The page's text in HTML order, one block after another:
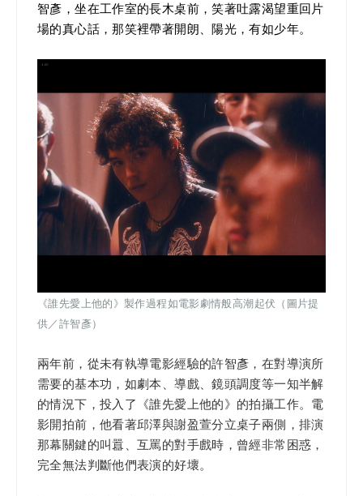
智彥，坐在工作室的長木桌前，笑著吐露渴望重回片
場的真心話，那笑裡帶著開朗、陽光，有如少年。
《誰先愛上他的》製作過程如電影劇情般高潮起伏（圖片提
供／許智彥）
兩年前，從未有執導電影經驗的許智彥，在對導演所
需要的基本功，如劇本、導戲、鏡頭調度等一知半解
的情況下，投入了《誰先愛上他的》的拍攝工作。電
影開拍前，他看著邱澤與謝盈萱分立桌子兩側，排演
那幕關鍵的叫囂、互罵的對手戲時，曾經非常困惑，
完全無法判斷他們表演的好壞。